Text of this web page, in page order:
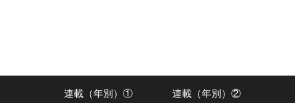
連載（年別）① 連載（年別）②